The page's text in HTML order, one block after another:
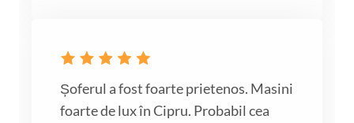
Șoferul a fost foarte prietenos. Masini
foarte de lux în Cipru. Probabil cea